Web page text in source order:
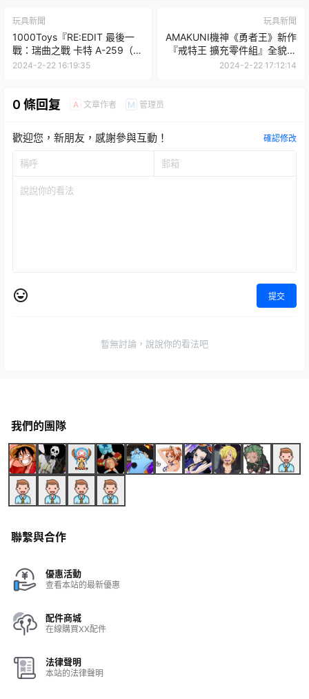
玩具新聞
1000Toys『RE:EDIT 最後一
戰：瑞曲之戰 卡特 A-259（貴
族一號）』1/12可動人偶，再
2024-2-22 16:19:35
玩具新聞
AMAKUNI機神《勇者王》新作
『戒特王 擴充零件組』全貌公
開 收錄豐富武裝特效、再現夢
2024-2-22 17:12:14
0 條回复 A 文章作者 M 管理员
歡迎您，新朋友，感謝參與互動！ 確認修改
提交
暫無討論，說說你的看法吧
我們的團隊
聯繫與合作
優惠活動
查看本站的最新優惠
配件商城
在線購買XX配件
法律聲明
本站的法律聲明